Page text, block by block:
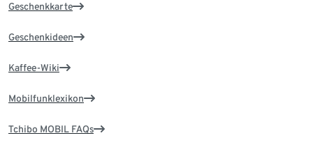
Geschenkkarte
Geschenkideen
Kaffee-Wiki
Mobilfunklexikon
Tchibo MOBIL FAQs